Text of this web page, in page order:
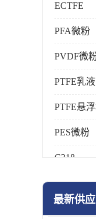
ECTFE
PFA微粉
PVDF微
PTFE乳液
PTFE悬
PES微粉
C318
HFP
最新供